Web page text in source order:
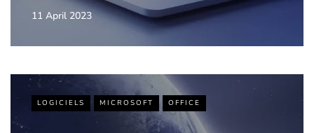
11 April 2023
LOGICIELS MICROSOFT OFFICE